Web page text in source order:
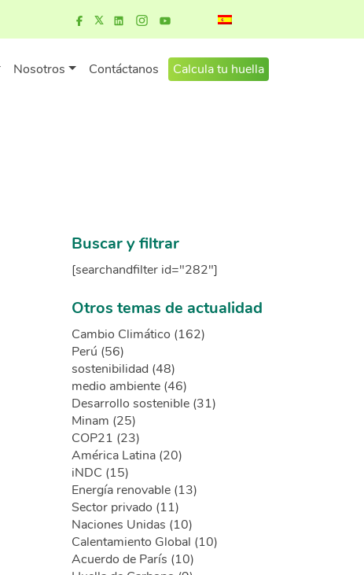
Nosotros Contáctanos Calcula tu huella
Buscar y filtrar
[searchandfilter id="282"]
Otros temas de actualidad
Cambio Climático (162)
Perú (56)
sostenibilidad (48)
medio ambiente (46)
Desarrollo sostenible (31)
Minam (25)
COP21 (23)
América Latina (20)
iNDC (15)
Energía renovable (13)
Sector privado (11)
Naciones Unidas (10)
Calentamiento Global (10)
Acuerdo de París (10)